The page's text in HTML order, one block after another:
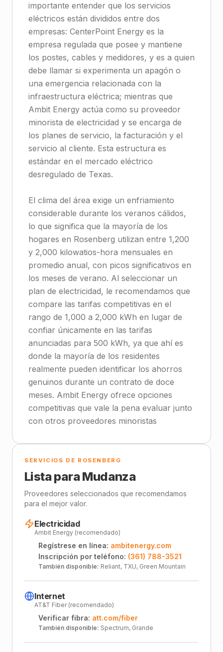
importante entender que los servicios
eléctricos están divididos entre dos
empresas: CenterPoint Energy es la
empresa regulada que posee y mantiene
los postes, cables y medidores, y es a quien
debe llamar si experimenta un apagón o
una emergencia relacionada con la
infraestructura eléctrica; mientras que
Ambit Energy actúa como su proveedor
minorista de electricidad y se encarga de
los planes de servicio, la facturación y el
servicio al cliente. Esta estructura es
estándar en el mercado eléctrico
desregulado de Texas.
El clima del área exige un enfriamiento
considerable durante los veranos cálidos,
lo que significa que la mayoría de los
hogares en Rosenberg utilizan entre 1,200
y 2,000 kilowatios-hora mensuales en
promedio anual, con picos significativos en
los meses de verano. Al seleccionar un
plan de electricidad, le recomendamos que
compare las tarifas competitivas en el
rango de 1,000 a 2,000 kWh en lugar de
confiar únicamente en las tarifas
anunciadas para 500 kWh, ya que ahí es
donde la mayoría de los residentes
realmente pueden identificar los ahorros
genuinos durante un contrato de doce
meses. Ambit Energy ofrece opciones
competitivas que vale la pena evaluar junto
con otros proveedores minoristas
SERVICIOS DE ROSENBERG
Lista para Mudanza
Proveedores seleccionados que recomendamos
para el mejor valor.
Electricidad
Ambit Energy (recomendado)
Regístrese en línea: ambitenergy.com
Inscripción por teléfono: (361) 788-3521
También disponible: Reliant, TXU, Green Mountain
Internet
AT&T Fiber (recomendado)
Verificar fibra: att.com/fiber
También disponible: Spectrum, Grande